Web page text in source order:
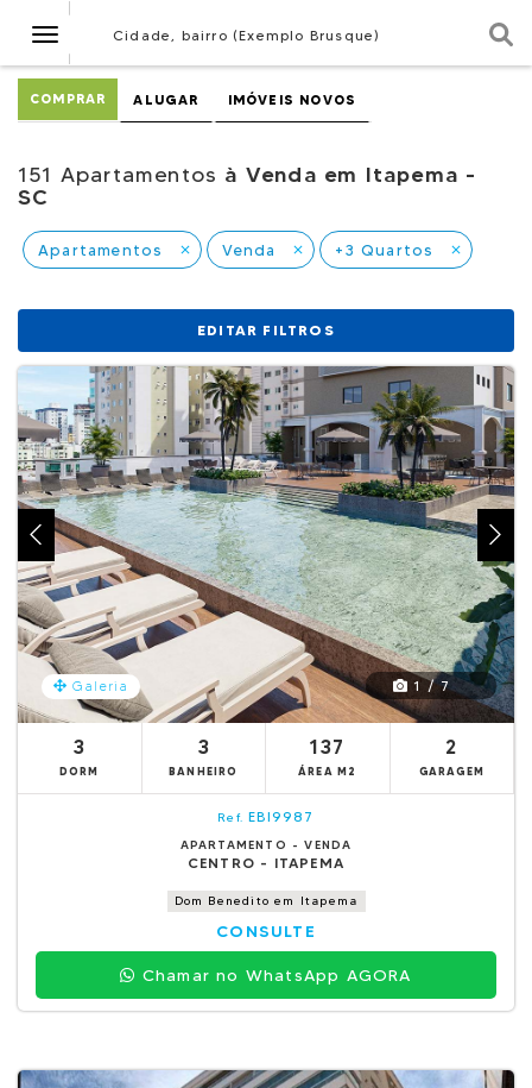
NavegaçãoCidade, bairro (Exemplo Brusque)
COMPRAR ALUGAR IMÓVEIS NOVOS
151 Apartamentos à Venda em Itapema -
SC
Apartamentos close Venda close +3 Quartos close
EDITAR FILTROS
Galeria 1 / 7
3
DORM
3
BANHEIRO
137
ÁREA M2
2
GARAGEM
Ref. EBI9987
APARTAMENTO - VENDA
CENTRO - ITAPEMA
Dom Benedito em Itapema
CONSULTE
Chamar no WhatsApp AGORA